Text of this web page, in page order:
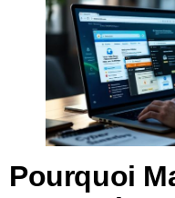
Pourquoi